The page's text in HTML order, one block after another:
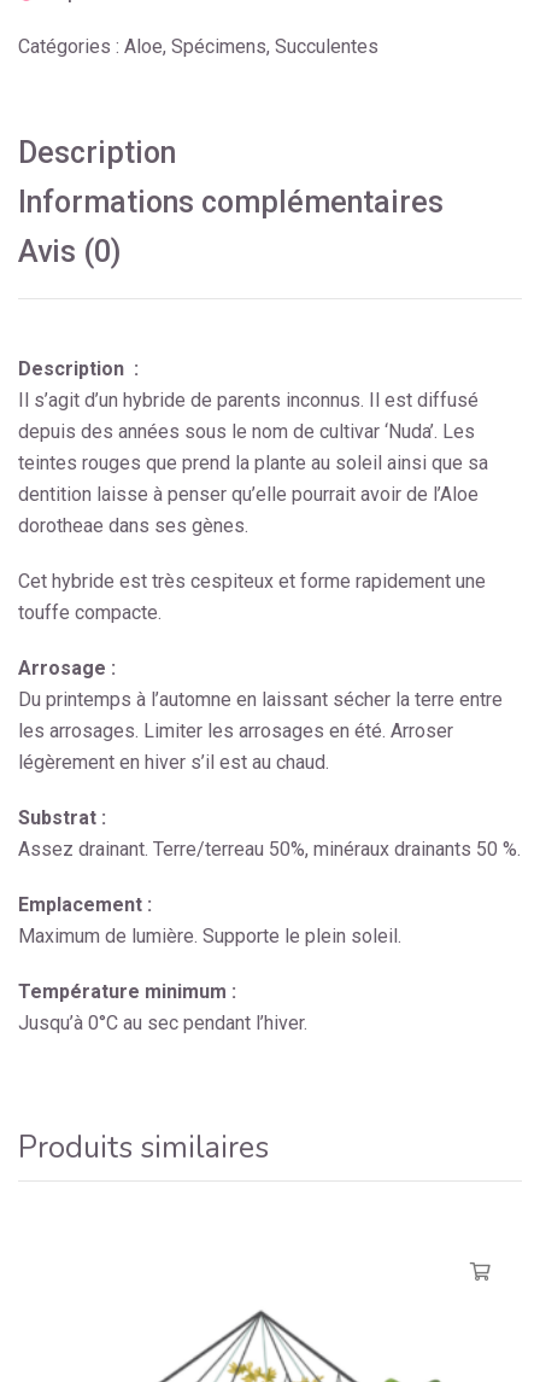
Catégories : Aloe, Spécimens, Succulentes
Description
Informations complémentaires
Avis (0)
Description :
Il s’agit d’un hybride de parents inconnus. Il est diffusé
depuis des années sous le nom de cultivar ‘Nuda’. Les
teintes rouges que prend la plante au soleil ainsi que sa
dentition laisse à penser qu’elle pourrait avoir de l’Aloe
dorotheae dans ses gènes.
Cet hybride est très cespiteux et forme rapidement une
touffe compacte.
Arrosage :
Du printemps à l’automne en laissant sécher la terre entre
les arrosages. Limiter les arrosages en été. Arroser
légèrement en hiver s’il est au chaud.
Substrat :
Assez drainant. Terre/terreau 50%, minéraux drainants 50 %.
Emplacement :
Maximum de lumière. Supporte le plein soleil.
Température minimum :
Jusqu’à 0°C au sec pendant l’hiver.
Produits similaires